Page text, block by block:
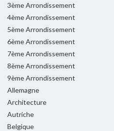
3ème Arrondissement
4ème Arrondissement
5ème Arrondissement
6ème Arrondissement
7ème Arrondissement
8ème Arrondissement
9ème Arrondissement
Allemagne
Architecture
Autriche
Belgique